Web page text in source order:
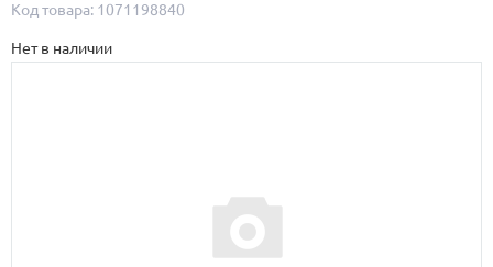
Код товара: 1071198840
Нет в наличии